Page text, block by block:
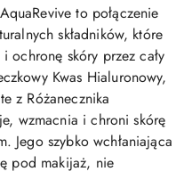
to połączenie
składników, które
ochronę skóry przez cały
Kwas Hialuronowy,
z Różanecznika
wzmacnia i chroni skórę
Jego szybko wchłaniająca
pod makijaż, nie